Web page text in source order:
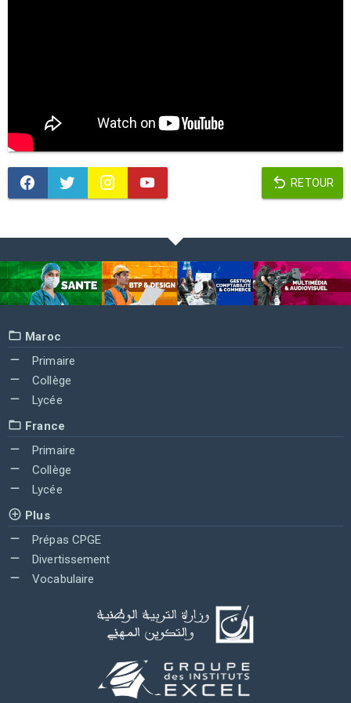
RETOUR
Maroc
Primaire
Collège
Lycée
France
Primaire
Collège
Lycée
Plus
Prépas CPGE
Divertissement
Vocabulaire